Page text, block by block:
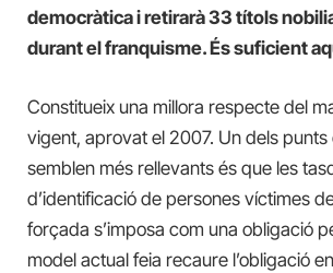
democràtica i retirarà 33 títols
durant el franquisme. És suficient
Constitueix una millora respecte del
vigent, aprovat el 2007. Un dels punts
semblen més rellevants és que les
d’identificació de persones víctimes
forçada s’imposa com una obligació
model actual feia recaure l’obligació